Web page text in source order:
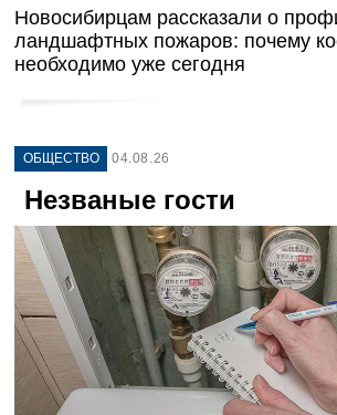
Новосибирцам рассказали о
ландшафтных пожаров: почему
необходимо уже сегодня
ОБЩЕСТВО 04.08.26
Незваные гости